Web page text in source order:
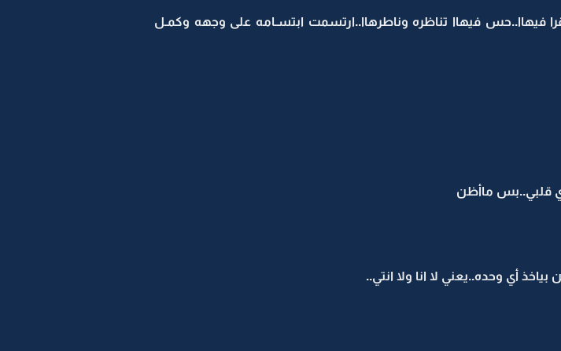
فيهاا..حس فيهاا تناظره وناطرهاا..ارتسمت ابتسـامه على وجهه وكمـل
قلبي..بس ماأظن
أي وحده..يعني لا انا ولا انتي..